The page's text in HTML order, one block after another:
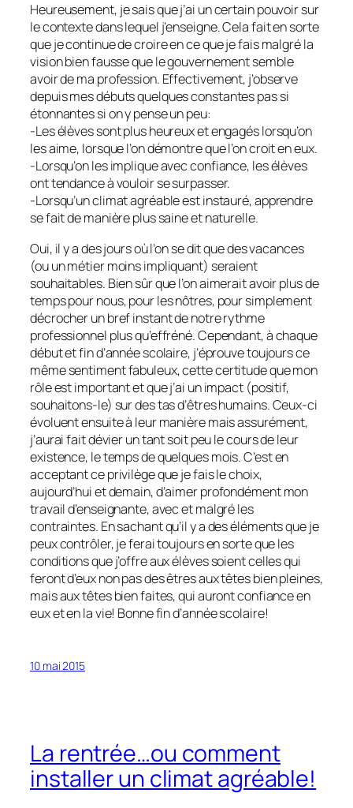
Heureusement, je sais que j’ai un certain pouvoir sur
le contexte dans lequel j’enseigne. Cela fait en sorte
que je continue de croire en ce que je fais malgré la
vision bien fausse que le gouvernement semble
avoir de ma profession. Effectivement, j’observe
depuis mes débuts quelques constantes pas si
étonnantes si on y pense un peu:
-Les élèves sont plus heureux et engagés lorsqu’on
les aime, lorsque l’on démontre que l’on croit en eux.
-Lorsqu’on les implique avec confiance, les élèves
ont tendance à vouloir se surpasser.
-Lorsqu’un climat agréable est instauré, apprendre
se fait de manière plus saine et naturelle.
Oui, il y a des jours où l’on se dit que des vacances
(ou un métier moins impliquant) seraient
souhaitables. Bien sûr que l’on aimerait avoir plus de
temps pour nous, pour les nôtres, pour simplement
décrocher un bref instant de notre rythme
professionnel plus qu’effréné. Cependant, à chaque
début et fin d’année scolaire, j’éprouve toujours ce
même sentiment fabuleux, cette certitude que mon
rôle est important et que j’ai un impact (positif,
souhaitons-le) sur des tas d’êtres humains. Ceux-ci
évoluent ensuite à leur manière mais assurément,
j’aurai fait dévier un tant soit peu le cours de leur
existence, le temps de quelques mois. C’est en
acceptant ce privilège que je fais le choix,
aujourd’hui et demain, d’aimer profondément mon
travail d’enseignante, avec et malgré les
contraintes. En sachant qu’il y a des éléments que je
peux contrôler, je ferai toujours en sorte que les
conditions que j’offre aux élèves soient celles qui
feront d’eux non pas des êtres aux têtes bien pleines,
mais aux têtes bien faites, qui auront confiance en
eux et en la vie! Bonne fin d’année scolaire!
10 mai 2015
La rentrée…ou comment
installer un climat agréable!